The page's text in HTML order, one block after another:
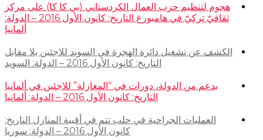
هجوم لتنظيم حزب العمال الكردستاني (بي كا كا) على مركز
ثقافيّ تركيّ في هامبورغ التاريخ: كانون الأول 2016 – الدولة:
ألمانيا
الكشف عن تشغيل دائرة الهجرة في السويد للاجئين بلا مقابل
التاريخ: كانون الأول 2016 – الدولة: السويد
بدعم من الدولة، دورات في “المغازلة” للاجئين في ألمانيا
التاريخ: كانون الأول 2016 – الدولة: ألمانيا
العمليات الجراحية في حلب تتم في أقبية المنازل التاريخ:
كانون الأول 2016 – الدولة: سوريا